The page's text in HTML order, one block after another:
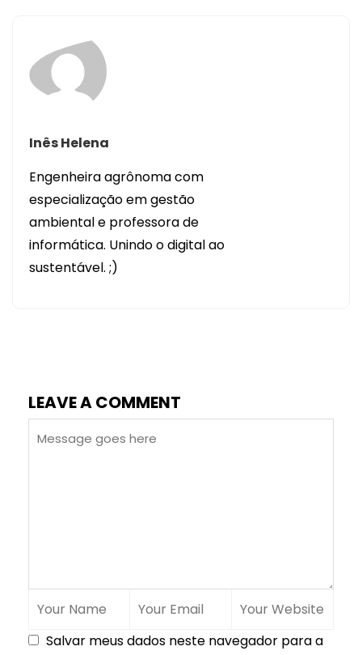
Inês Helena
Engenheira agrônoma com
especialização em gestão
ambiental e professora de
informática. Unindo o digital ao
sustentável. ;)
LEAVE A COMMENT
Salvar meus dados neste navegador para a